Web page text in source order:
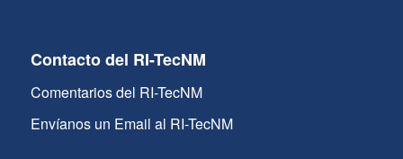
Contacto del RI-TecNM
Comentarios del RI-TecNM
Envíanos un Email al RI-TecNM